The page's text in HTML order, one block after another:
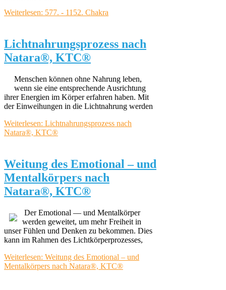
Weiterlesen: 577. - 1152. Chakra
Lichtnahrungsprozess nach
Natara®, KTC®
Menschen können ohne Nahrung leben,
wenn sie eine entsprechende Ausrichtung
ihrer Energien im Körper erfahren haben. Mit
der Einweihungen in die Lichtnahrung werden
Weiterlesen: Lichtnahrungsprozess nach
Natara®, KTC®
Weitung des Emotional – und
Mentalkörpers nach
Natara®, KTC®
Der Emotional — und Mentalkörper
werden geweitet, um mehr Freiheit in
unser Fühlen und Denken zu bekommen. Dies
kann im Rahmen des Lichtkörperprozesses,
Weiterlesen: Weitung des Emotional – und
Mentalkörpers nach Natara®, KTC®